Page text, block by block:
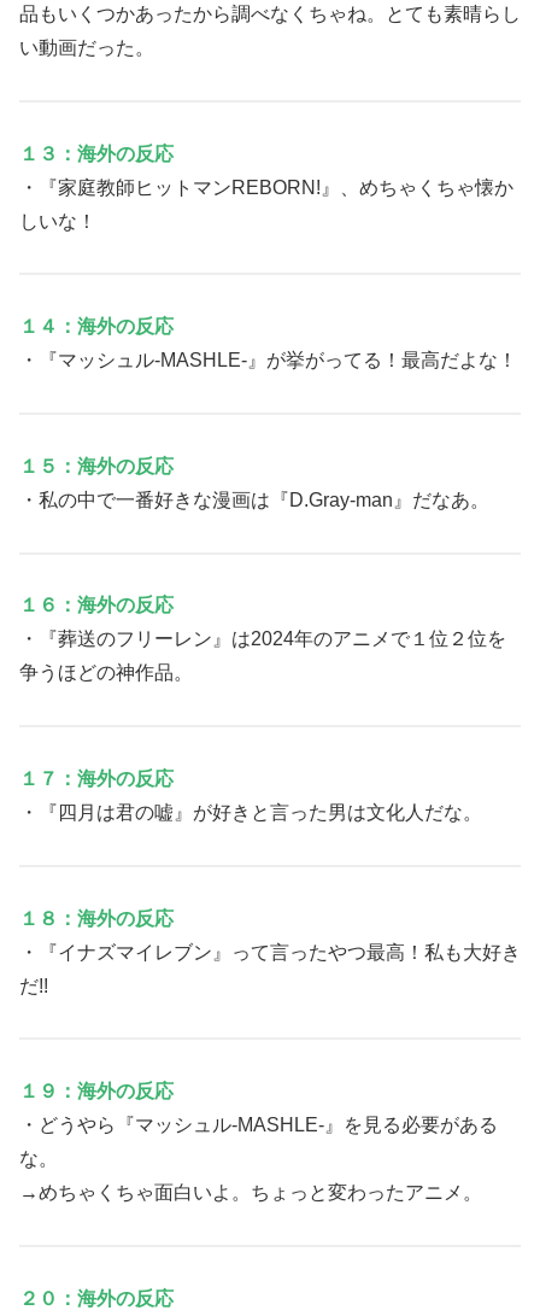
品もいくつかあったから調べなくちゃね。とても素晴らし
い動画だった。
１３：海外の反応
・『家庭教師ヒットマンREBORN!』、めちゃくちゃ懐か
しいな！
１４：海外の反応
・『マッシュル-MASHLE-』が挙がってる！最高だよな！
１５：海外の反応
・私の中で一番好きな漫画は『D.Gray-man』だなあ。
１６：海外の反応
・『葬送のフリーレン』は2024年のアニメで１位２位を
争うほどの神作品。
１７：海外の反応
・『四月は君の嘘』が好きと言った男は文化人だな。
１８：海外の反応
・『イナズマイレブン』って言ったやつ最高！私も大好き
だ!!
１９：海外の反応
・どうやら『マッシュル-MASHLE-』を見る必要がある
な。
→めちゃくちゃ面白いよ。ちょっと変わったアニメ。
２０：海外の反応